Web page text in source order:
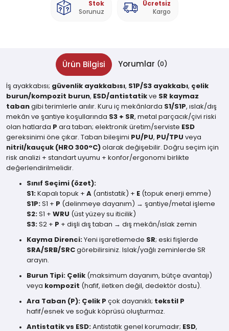
Stok
Sorunuz
Ücretsiz
Kargo
Ürün Bilgisi Yorumlar (0)
İş ayakkabısı; güvenlik ayakkabısı, S1P/S3 ayakkabı, çelik
burun/kompozit burun, ESD/antistatik ve SR kaymaz
taban gibi terimlerle anılır. Kuru iç mekânlarda S1/S1P, ıslak/dış
mekân ve şantiye koşullarında S3 + SR, metal parçacık/çivi riski
olan hatlarda P ara taban; elektronik üretim/serviste ESD
gereksinimi öne çıkar. Taban bileşimi PU/PU, PU/TPU veya
nitril/kauçuk (HRO 300°C) olarak değişebilir. Doğru seçim için
risk analizi + standart uyumu + konfor/ergonomi birlikte
değerlendirilmelidir.
Sınıf Seçimi (özet):
S1: Kapalı topuk + A (antistatik) + E (topuk enerji emme)
S1P: S1 + P (delinmeye dayanım) → şantiye/metal işleme
S2: S1 + WRU (üst yüzey su iticilik)
S3: S2 + P + dişli dış taban → dış mekân/ıslak zemin
Kayma Direnci: Yeni işaretlemede SR; eski fişlerde
SRA/SRB/SRC görebilirsiniz. Islak/yağlı zeminlerde SR
arayın.
Burun Tipi: Çelik (maksimum dayanım, bütçe avantajı)
veya kompozit (hafif, iletken değil, dedektör dostu).
Ara Taban (P): Çelik P çok dayanıklı; tekstil P
hafif/esnek ve soğuk köprüsü oluşturmaz.
Antistatik vs ESD: Antistatik genel korumadır; ESD,